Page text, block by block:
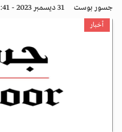
جسور بوست 31 ديسمبر 2023 - 09:41
أخبار